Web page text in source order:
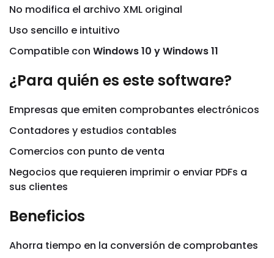
No modifica el archivo XML original
Uso sencillo e intuitivo
Compatible con Windows 10 y Windows 11
¿Para quién es este software?
Empresas que emiten comprobantes electrónicos
Contadores y estudios contables
Comercios con punto de venta
Negocios que requieren imprimir o enviar PDFs a
sus clientes
Beneficios
Ahorra tiempo en la conversión de comprobantes